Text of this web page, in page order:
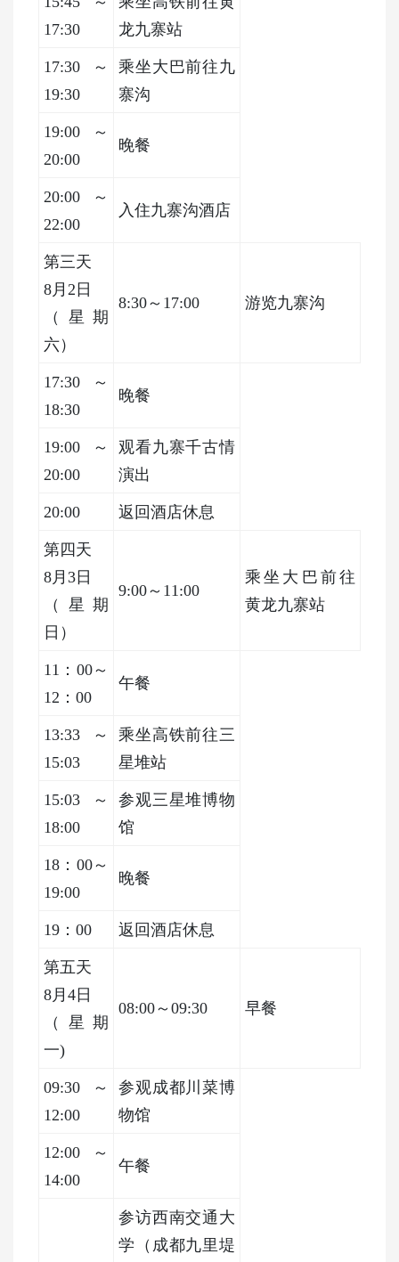
17:30
龙九寨站
17:30～
19:30
乘坐大巴前往九
寨沟
19:00～
20:00
晚餐
20:00～
22:00
入住九寨沟酒店
第三天
8月2日
（星期
六）
8:30～17:00 游览九寨沟
17:30～
18:30
晚餐
19:00～
20:00
观看九寨千古情
演出
20:00 返回酒店休息
第四天
8月3日
（星期
日）
9:00～11:00
乘坐大巴前往
黄龙九寨站
11：00～
12：00
午餐
13:33～
15:03
乘坐高铁前往三
星堆站
15:03～
18:00
参观三星堆博物
馆
18：00～
19:00
晚餐
19：00 返回酒店休息
第五天
8月4日
（星期
一)
08:00～09:30 早餐
09:30～
12:00
参观成都川菜博
物馆
12:00～
14:00
午餐
参访西南交通大
学（成都九里堤